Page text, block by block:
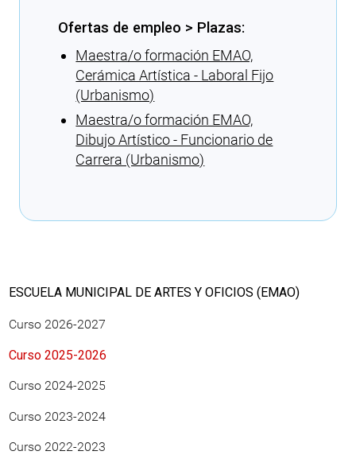
Ofertas de empleo > Plazas:
Maestra/o formación EMAO,
Cerámica Artística - Laboral Fijo
(Urbanismo)
Maestra/o formación EMAO,
Dibujo Artístico - Funcionario de
Carrera (Urbanismo)
ESCUELA MUNICIPAL DE ARTES Y OFICIOS (EMAO)
Curso 2026-2027
Curso 2025-2026
Curso 2024-2025
Curso 2023-2024
Curso 2022-2023